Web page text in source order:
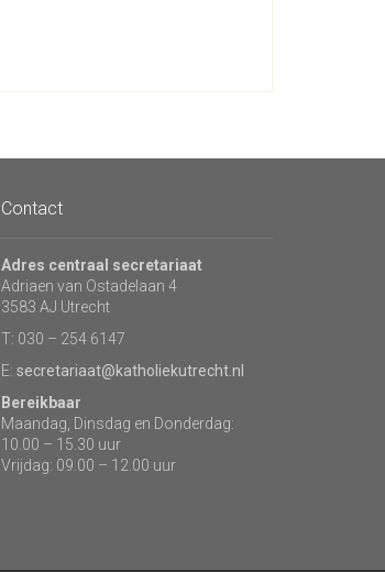
Contact
Adres centraal secretariaat
Adriaen van Ostadelaan 4
3583 AJ Utrecht
T: 030 – 254 6147
E: secretariaat@katholiekutrecht.nl
Bereikbaar
Maandag, Dinsdag en Donderdag:
10.00 – 15.30 uur
Vrijdag: 09.00 – 12.00 uur